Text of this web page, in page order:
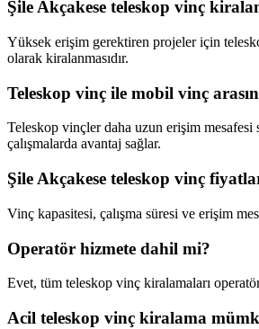
Şile Akçakese teleskop vinç
Yüksek erişim gerektiren projeler için
olarak kiralanmasıdır.
Teleskop vinç ile mobil vinç
Teleskop vinçler daha uzun erişim mesafesi
çalışmalarda avantaj sağlar.
Şile Akçakese teleskop vinç
Vinç kapasitesi, çalışma süresi ve erişim
Operatör hizmete dahil mi?
Evet, tüm teleskop vinç kiralamaları
Acil teleskop vinç kiralama